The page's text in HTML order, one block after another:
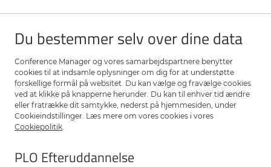
Kriterier for at bestå uddannelsen
Det forventes undervejs at du:
Har vist evne til at reflektere over egne styrker og
udfordringer som supervisor, herunder at du kan
reflektere over, hvilke strategier du har gjort brug af
Medtager materiale/case hver gang
Er aktiv deltagende
Bringer dig selv i spil, både i det reflekterende team
og som supervisor
Opfylder de læringsmål, du sætter sig fra starten.
Du bestemmer selv over dine data
Conference Manager og vores samarbejdspartnere benytter
cookies til at indsamle oplysninger om dig for at understøtte
forskellige formål på websitet. Du kan vælge og fravælge cookies
ved at klikke på knapperne herunder. Du kan til enhver tid ændre
eller fratrække dit samtykke, nederst på hjemmesiden, under
Cookieindstillinger. Læs mere om vores cookies i vores
Cookiepolitik.
PLO Efteruddannelse